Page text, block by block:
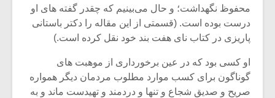
محفوظ نگهداشت؛ و حال می‌بینیم که چقدر گفته های او
درست بوده است. (قسمتی از این مقاله را دکتر باستانی
پاریزی در کتاب نای هفت بند خود نقل کرده است.)
او کسی بود که در عین برخورداری از موهبت های
گوناگون برای کسب موارد مطلوب مردمان دیگر همواره
صریح و صدیق شجاع و تنها و دردمند و تهیدست ماند و به